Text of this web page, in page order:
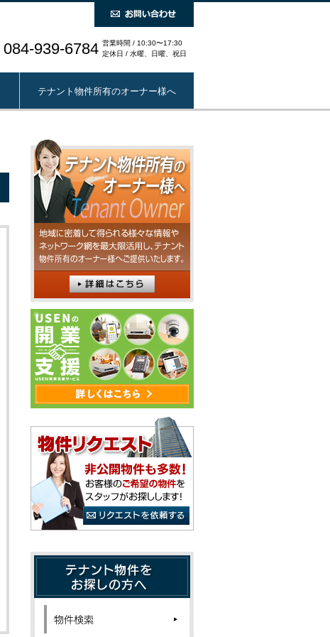
084-939-6784 営業時間 / 10:30〜17:30
定休日 / 水曜、日曜、祝日
テナント物件所有のオーナー様へ